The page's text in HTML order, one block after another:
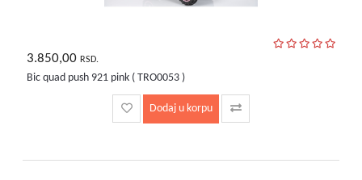
3.850,00 RSD.
Bic quad push 921 pink ( TRO0053 )
Dodaj u korpu